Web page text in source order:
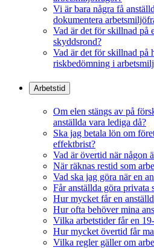
Vi är bara några få
dokumentera
Vad är det för skillnad på
skyddsrond?
Vad är det för skillnad på
riskbedömning i
Arbetstid
Om elen stängs av på
anställda vara lediga då?
Ska jag betala lön om
effektbrist?
Vad är övertid när någon
När räknas restid som
Vad ska jag göra när en
Får anställda göra privata
Hur mycket får en
Hur ofta behöver mina
Vilka arbetstider får en
Hur mycket övertid får
Vilka regler gäller om